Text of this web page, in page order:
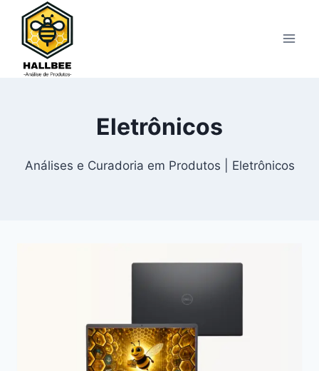
Pular
Conteúdo
Eletrônicos
Análises e Curadoria em Produtos | Eletrônicos